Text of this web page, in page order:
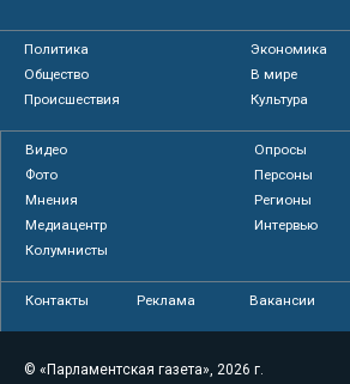
Политика
Экономика
Общество
В мире
Происшествия
Культура
Видео
Опросы
Фото
Персоны
Мнения
Регионы
Медиацентр
Интервью
Колумнисты
Контакты Реклама Вакансии
© «Парламентская газета», 2026 г.